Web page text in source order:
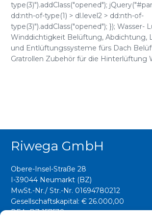
type(3)").addClass("opened");
dd:nth-of-type(1) > dl.level2 > dd:nth-of-
type(3)").addClass("opened"); }); Wasser-
Winddichtigkeit Belüftung, Abdichtung,
und Entlüftungssysteme fürs Dach
Gratrollen Zubehör für die Hinterlüftung
Riwega GmbH
Obere-Insel-Straße 28
I-39044 Neumarkt (BZ)
MwSt.-Nr./ Str.-Nr. 01694780212
Gesellschaftskapital: € 26.000,00
REA: BZ 157538